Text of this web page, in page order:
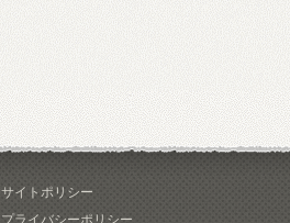
サイトポリシー
プライバシーポリシー